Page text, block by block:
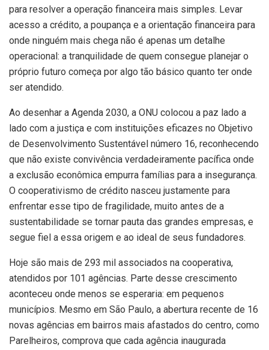
para resolver a operação financeira mais simples. Levar
acesso a crédito, a poupança e a orientação financeira para
onde ninguém mais chega não é apenas um detalhe
operacional: a tranquilidade de quem consegue planejar o
próprio futuro começa por algo tão básico quanto ter onde
ser atendido.
Ao desenhar a Agenda 2030, a ONU colocou a paz lado a
lado com a justiça e com instituições eficazes no Objetivo
de Desenvolvimento Sustentável número 16, reconhecendo
que não existe convivência verdadeiramente pacífica onde
a exclusão econômica empurra famílias para a insegurança.
O cooperativismo de crédito nasceu justamente para
enfrentar esse tipo de fragilidade, muito antes de a
sustentabilidade se tornar pauta das grandes empresas, e
segue fiel a essa origem e ao ideal de seus fundadores.
Hoje são mais de 293 mil associados na cooperativa,
atendidos por 101 agências. Parte desse crescimento
aconteceu onde menos se esperaria: em pequenos
municípios. Mesmo em São Paulo, a abertura recente de 16
novas agências em bairros mais afastados do centro, como
Parelheiros, comprova que cada agência inaugurada